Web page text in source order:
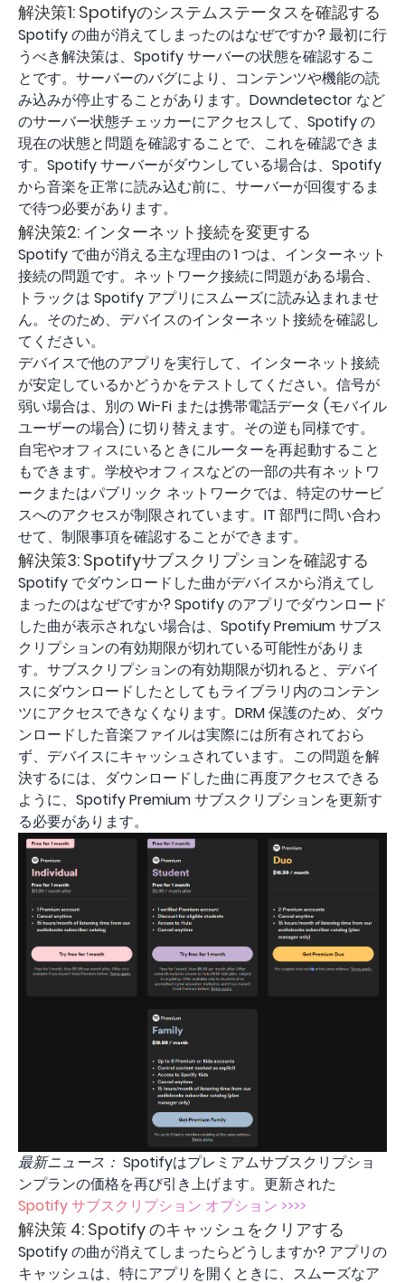
解決策1: Spotifyのシステムステータスを確認する
Spotify の曲が消えてしまったのはなぜですか? 最初に行
うべき解決策は、Spotify サーバーの状態を確認するこ
とです。サーバーのバグにより、コンテンツや機能の読
み込みが停止することがあります。Downdetector など
のサーバー状態チェッカーにアクセスして、Spotify の
現在の状態と問題を確認することで、これを確認できま
す。Spotify サーバーがダウンしている場合は、Spotify
から音楽を正常に読み込む前に、サーバーが回復するま
で待つ必要があります。
解決策2: インターネット接続を変更する
Spotify で曲が消える主な理由の 1 つは、インターネット
接続の問題です。ネットワーク接続に問題がある場合、
トラックは Spotify アプリにスムーズに読み込まれませ
ん。そのため、デバイスのインターネット接続を確認し
てください。
デバイスで他のアプリを実行して、インターネット接続
が安定しているかどうかをテストしてください。信号が
弱い場合は、別の Wi-Fi または携帯電話データ (モバイル
ユーザーの場合) に切り替えます。その逆も同様です。
自宅やオフィスにいるときにルーターを再起動すること
もできます。学校やオフィスなどの一部の共有ネットワ
ークまたはパブリック ネットワークでは、特定のサービ
スへのアクセスが制限されています。IT 部門に問い合わ
せて、制限事項を確認することができます。
解決策3: Spotifyサブスクリプションを確認する
Spotify でダウンロードした曲がデバイスから消えてし
まったのはなぜですか? Spotify のアプリでダウンロード
した曲が表示されない場合は、Spotify Premium サブス
クリプションの有効期限が切れている可能性がありま
す。サブスクリプションの有効期限が切れると、デバイ
スにダウンロードしたとしてもライブラリ内のコンテン
ツにアクセスできなくなります。DRM 保護のため、ダウ
ンロードした音楽ファイルは実際には所有されておら
ず、デバイスにキャッシュされています。この問題を解
決するには、ダウンロードした曲に再度アクセスできる
ように、Spotify Premium サブスクリプションを更新す
る必要があります。
最新ニュース： Spotifyはプレミアムサブスクリプショ
ンプランの価格を再び引き上げます。更新された
Spotify サブスクリプション オプション >>>>
解決策 4: Spotify のキャッシュをクリアする
Spotify の曲が消えてしまったらどうしますか? アプリの
キャッシュは、特にアプリを開くときに、スムーズなア